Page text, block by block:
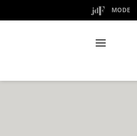
MODE